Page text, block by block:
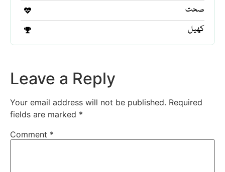
صحت
کھیل
Leave a Reply
Your email address will not be published. Required
fields are marked *
Comment *